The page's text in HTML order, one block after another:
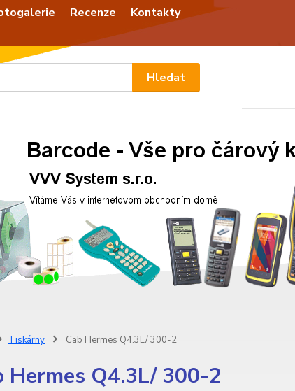
Recenze Kontakty
Hledat
Tiskárny Cab Hermes Q4.3L/ 300-2
Hermes Q4.3L/ 300-2